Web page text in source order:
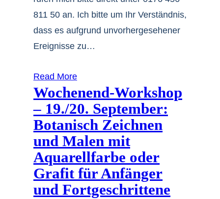
811 50 an. Ich bitte um Ihr Verständnis,
dass es aufgrund unvorhergesehener
Ereignisse zu…
Read More
Wochenend-Workshop
– 19./20. September:
Botanisch Zeichnen
und Malen mit
Aquarellfarbe oder
Grafit für Anfänger
und Fortgeschrittene